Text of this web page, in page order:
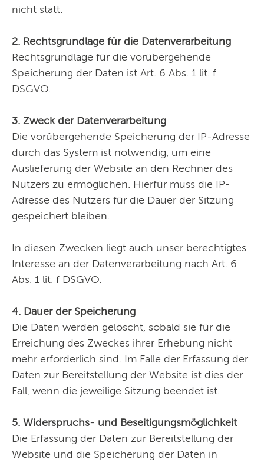
nicht statt.
2. Rechtsgrundlage für die Datenverarbeitung
Rechtsgrundlage für die vorübergehende
Speicherung der Daten ist Art. 6 Abs. 1 lit. f
DSGVO.
3. Zweck der Datenverarbeitung
Die vorübergehende Speicherung der IP-Adresse
durch das System ist notwendig, um eine
Auslieferung der Website an den Rechner des
Nutzers zu ermöglichen. Hierfür muss die IP-
Adresse des Nutzers für die Dauer der Sitzung
gespeichert bleiben.
In diesen Zwecken liegt auch unser berechtigtes
Interesse an der Datenverarbeitung nach Art. 6
Abs. 1 lit. f DSGVO.
4. Dauer der Speicherung
Die Daten werden gelöscht, sobald sie für die
Erreichung des Zweckes ihrer Erhebung nicht
mehr erforderlich sind. Im Falle der Erfassung der
Daten zur Bereitstellung der Website ist dies der
Fall, wenn die jeweilige Sitzung beendet ist.
5. Widerspruchs- und Beseitigungsmöglichkeit
Die Erfassung der Daten zur Bereitstellung der
Website und die Speicherung der Daten in